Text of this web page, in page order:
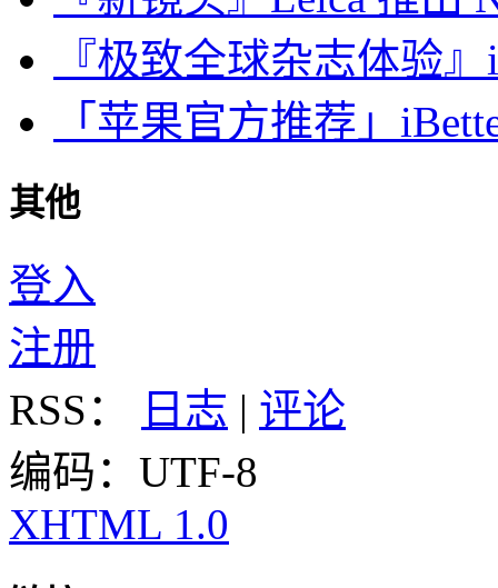
『极致全球杂志体验
「苹果官方推荐」
其他
登入
注册
RSS：
日志 | 评论
编码：UTF-8
XHTML 1.0